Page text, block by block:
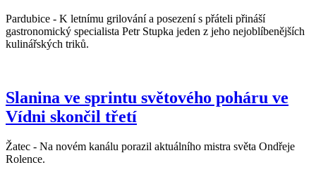
Pardubice - K letnímu grilování a posezení s přáteli přináší
gastronomický specialista Petr Stupka jeden z jeho nejoblíbenějších
kulinářských triků.
Slanina ve sprintu světového poháru ve
Vídni skončil třetí
Žatec - Na novém kanálu porazil aktuálního mistra světa Ondřeje
Rolence.